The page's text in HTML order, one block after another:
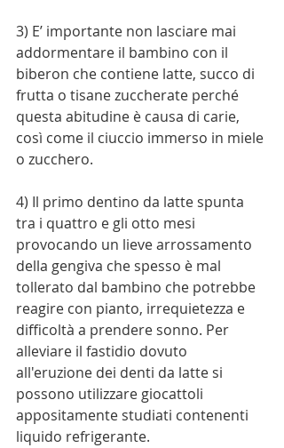
3) E’ importante non lasciare mai
addormentare il bambino con il
biberon che contiene latte, succo di
frutta o tisane zuccherate perché
questa abitudine è causa di carie,
così come il ciuccio immerso in miele
o zucchero.
4) Il primo dentino da latte spunta
tra i quattro e gli otto mesi
provocando un lieve arrossamento
della gengiva che spesso è mal
tollerato dal bambino che potrebbe
reagire con pianto, irrequietezza e
difficoltà a prendere sonno. Per
alleviare il fastidio dovuto
all'eruzione dei denti da latte si
possono utilizzare giocattoli
appositamente studiati contenenti
liquido refrigerante.